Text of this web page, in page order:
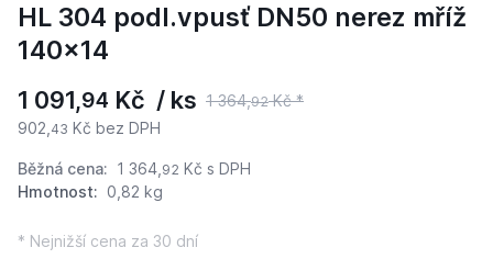
HL 304 podl.vpusť DN50 nerez mříž
140x14
1 091,94 Kč / ks 1 364,92Kč *
902, 43 Kč bez DPH
Běžná cena: 1 364, 92 Kč s DPH
Hmotnost: 0,82 kg
* Nejnižší cena za 30 dní